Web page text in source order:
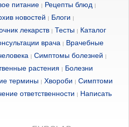
питание | Рецепты блюд |
новостей | Блоги |
лекарств | Тесты | Каталог
врача | Врачебные
| Симптомы болезней |
растения | Болезни
термины | Хвороби | Симптоми
ответственности | Написать